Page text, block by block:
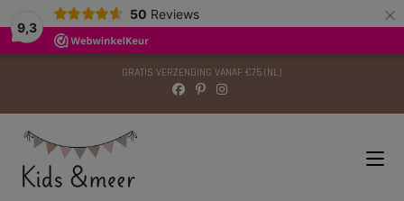
9,3
50 Reviews ×
GRATIS VERZENDING VANAF €75 (NL)